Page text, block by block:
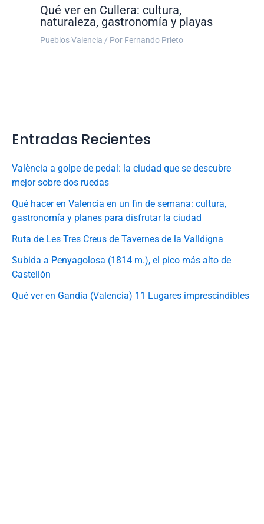
Qué ver en Cullera: cultura,
naturaleza, gastronomía y playas
Pueblos Valencia / Por Fernando Prieto
Entradas Recientes
València a golpe de pedal: la ciudad que se descubre
mejor sobre dos ruedas
Qué hacer en Valencia en un fin de semana: cultura,
gastronomía y planes para disfrutar la ciudad
Ruta de Les Tres Creus de Tavernes de la Valldigna
Subida a Penyagolosa (1814 m.), el pico más alto de
Castellón
Qué ver en Gandia (Valencia) 11 Lugares imprescindibles